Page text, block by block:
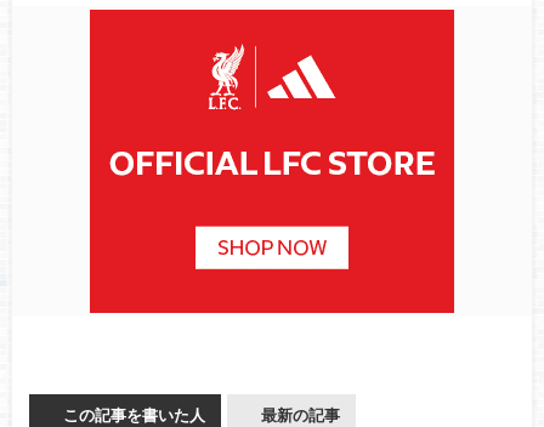
この記事を書いた人 最新の記事